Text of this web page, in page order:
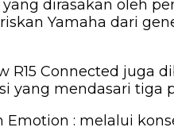
dirasakan oleh
Yamaha dari
R15 Connected juga
yang mendasari tiga
Emotion : melalui